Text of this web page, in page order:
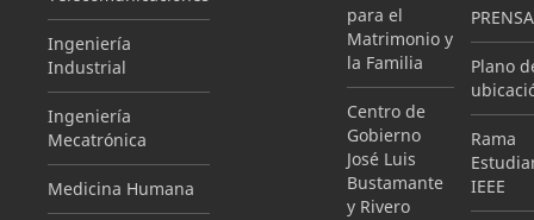
Ingeniería
Industrial
Ingeniería
Mecatrónica
Medicina Humana
para el
Matrimonio y
la Familia
Centro de
Gobierno
José Luis
Bustamante
y Rivero
PRENSA
Plano
Rama
IEEE